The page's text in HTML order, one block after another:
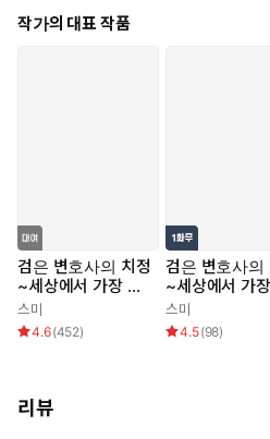
작가의 대표 작품
검은 변호사의 치정
~세상에서 가장 무
거운 순애~
스미
4.6(452)
검은 변호사의
~세상에서 가
거운 순애~ [스크
롤]
스미
4.5(98)
리뷰